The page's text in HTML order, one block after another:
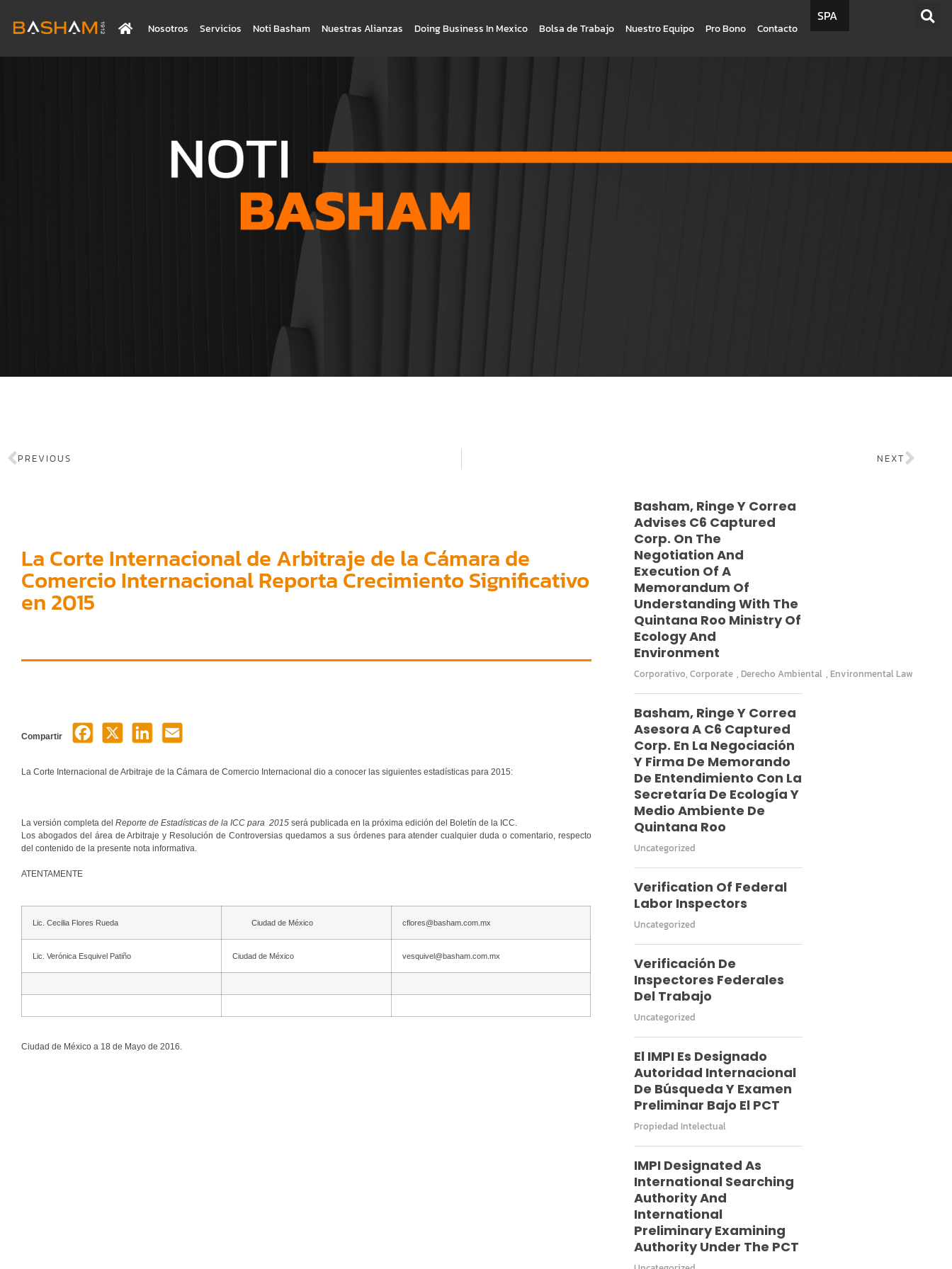
Nosotros Servicios Noti Basham Nuestras Alianzas Doing Business In Mexico Bolsa de Trabajo Nuestro Equipo Pro Bono Contacto
SPA
PREVIOUS NEXT
La Corte Internacional de Arbitraje de la Cámara de
Comercio Internacional Reporta Crecimiento Significativo
en 2015
Compartir
La Corte Internacional de Arbitraje de la Cámara de Comercio Internacional dio a conocer las siguientes estadísticas para 2015:
La versión completa del Reporte de Estadísticas de la ICC para 2015 será publicada en la próxima edición del Boletín de la ICC.
Los abogados del área de Arbitraje y Resolución de Controversias quedamos a sus órdenes para atender cualquier duda o comentario, respecto
del contenido de la presente nota informativa.
ATENTAMENTE
Lic. Cecilia Flores Rueda Ciudad de México cflores@basham.com.mx
Lic. Verónica Esquivel Patiño Ciudad de México vesquivel@basham.com.mx
Ciudad de México a 18 de Mayo de 2016.
Basham, Ringe Y Correa
Advises C6 Captured
Corp. On The
Negotiation And
Execution Of A
Memorandum Of
Understanding With The
Quintana Roo Ministry Of
Ecology And
Environment
Corporativo, Corporate , Derecho Ambiental , Environmental Law
Basham, Ringe Y Correa
Asesora A C6 Captured
Corp. En La Negociación
Y Firma De Memorando
De Entendimiento Con La
Secretaría De Ecología Y
Medio Ambiente De
Quintana Roo
Uncategorized
Verification Of Federal
Labor Inspectors
Uncategorized
Verificación De
Inspectores Federales
Del Trabajo
Uncategorized
El IMPI Es Designado
Autoridad Internacional
De Búsqueda Y Examen
Preliminar Bajo El PCT
Propiedad Intelectual
IMPI Designated As
International Searching
Authority And
International
Preliminary Examining
Authority Under The PCT